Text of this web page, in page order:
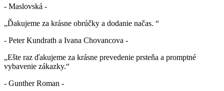
- Maslovská -
„Ďakujeme za krásne obrúčky a dodanie načas. “
- Peter Kundrath a Ivana Chovancova -
„Ešte raz ďakujeme za krásne prevedenie prsteňa a promptné
vybavenie zákazky.“
- Gunther Roman -